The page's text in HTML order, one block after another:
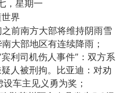
卡卡美业
每次200金币 点击购买
爆汗熊
，星期一
界
前南方大部将维持阴雨雪
大部地区有连续降雨；
利司机伤人事件”：双方系
人被刑拘。比亚迪：对劝
车主见义勇为奖；